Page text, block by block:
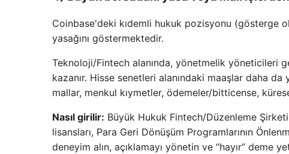
Coinbase'deki kıdemli hukuk pozisyonu (gösterge
yasağını göstermektedir.
Teknoloji/Fintech alanında, yönetmelik yöneticileri
kazanır. Hisse senetleri alanındaki maaşlar daha
mallar, menkul kıymetler, ödemeler/bitticense,
Nasıl girilir: Büyük Hukuk Fintech/Düzenleme
lisansları, Para Geri Dönüşüm Programlarının
deneyim alın, açıklamayı yönetin ve “hayır” deme